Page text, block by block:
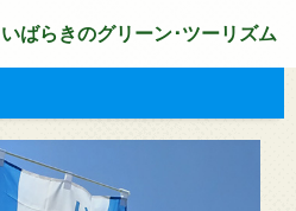
いばらきのグリーン･ツーリズム